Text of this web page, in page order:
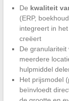
De kwaliteit
(ERP,
integreert in
creëert
De
meerdere
hulpmiddel
Het prijsmodel
beïnvloedt